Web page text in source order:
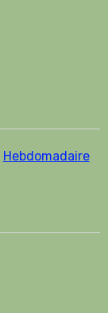
Hebdomadaire